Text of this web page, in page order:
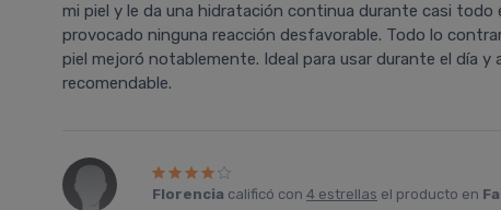
mi piel y le da una hidratación continua durante casi todo
provocado ninguna reacción desfavorable. Todo lo
piel mejoró notablemente. Ideal para usar durante el dí­a
recomendable.
Florencia calificó con 4 estrellas el producto en